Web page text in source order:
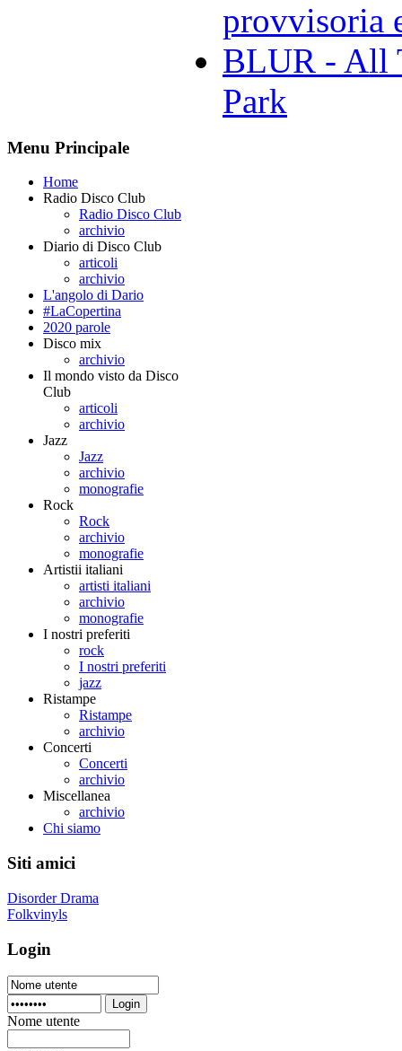
provvisoria
BLUR - All
Park
Menu Principale
Home
Radio Disco Club
Radio Disco Club
archivio
Diario di Disco Club
articoli
archivio
L'angolo di Dario
#LaCopertina
2020 parole
Disco mix
archivio
Il mondo visto da Disco
Club
articoli
archivio
Jazz
Jazz
archivio
monografie
Rock
Rock
archivio
monografie
Artistii italiani
artisti italiani
archivio
monografie
I nostri preferiti
rock
I nostri preferiti
jazz
Ristampe
Ristampe
archivio
Concerti
Concerti
archivio
Miscellanea
archivio
Chi siamo
Siti amici
Disorder Drama
Folkvinyls
Login
Login
Nome utente